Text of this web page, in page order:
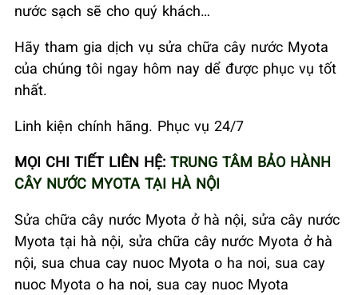
nước sạch sẽ cho quý khách…
Hãy tham gia dịch vụ sửa chữa cây nước Myota
của chúng tôi ngay hôm nay dể được phục vụ tốt
nhất.
Linh kiện chính hãng. Phục vụ 24/7
MỌI CHI TIẾT LIÊN HỆ: TRUNG TÂM BẢO HÀNH
CÂY NƯỚC MYOTA TẠI HÀ NỘI
Sửa chữa cây nước Myota ở hà nội, sửa cây nước
Myota tại hà nội, sửa chữa cây nước Myota ở hà
nội, sua chua cay nuoc Myota o ha noi, sua cay
nuoc Myota o ha noi, sua cay nuoc Myota